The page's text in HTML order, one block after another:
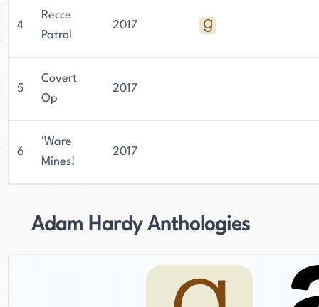
4
Recce
Patrol
2017
5
Covert
Op
2017
6
'Ware
Mines!
2017
Adam Hardy Anthologies